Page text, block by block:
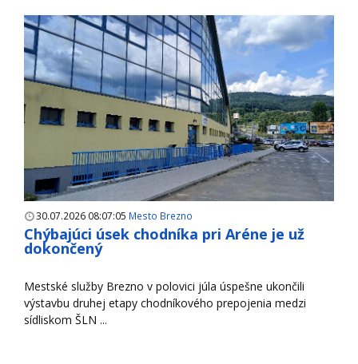
30.07.2026 08:07:05 Mesto Brezno
Chýbajúci úsek chodníka pri Aréne je už
dokončený
Mestské služby Brezno v polovici júla úspešne ukončili
výstavbu druhej etapy chodníkového prepojenia medzi
sídliskom ŠLN ...